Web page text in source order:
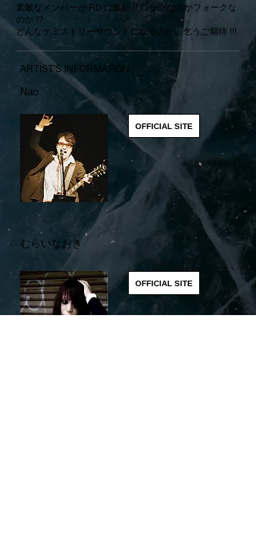
素敵なメンバーが RD に集結 !! ロックなのかフォークな
のか !?
どんなケミストリーサウンドになるのか、乞うご期待 !!!
ARTIST'S INFORMATION
Nao
OFFICIAL SITE
​むらいなおき
OFFICIAL SITE